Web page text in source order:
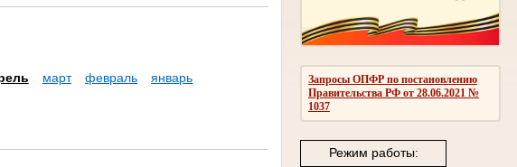
Запросы ОПФР по постановлению
Правительства РФ от 28.06.2021 №
1037
Режим работы:
март февраль
январь